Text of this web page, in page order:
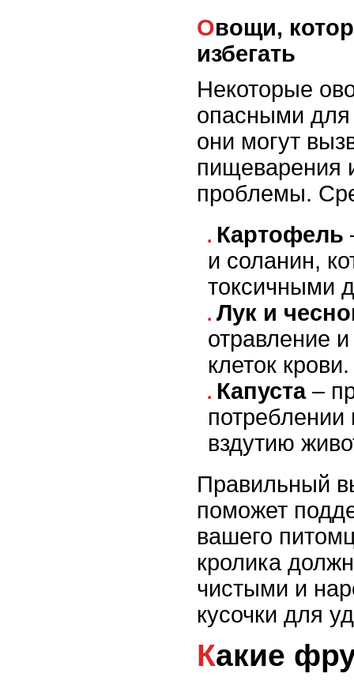
Овощи, которых следует
избегать
Некоторые
опасными для
они могут
пищеварения
проблемы.
Картофель
и соланин,
токсичными
Лук и
отравление
клеток крови.
Капуста–
потреблении
вздутию
Правильный
поможет
вашего
кролика
чистыми и
кусочки для
Какие фрукты подходят